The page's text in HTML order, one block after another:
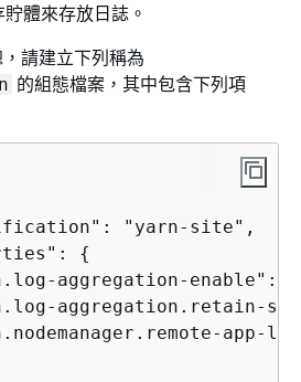
體來存放日誌。
請建立下列稱為
的組態檔案，其中包含下列項
"yarn-site",
{
aggregation-enable":
aggregation.retain-
app-